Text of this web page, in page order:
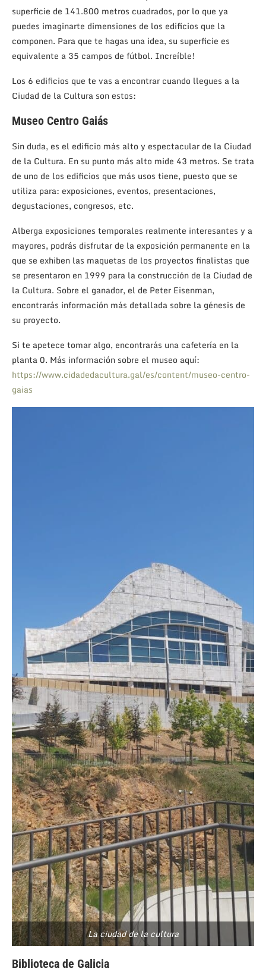
superficie de 141.800 metros cuadrados, por lo que ya
puedes imaginarte dimensiones de los edificios que la
componen. Para que te hagas una idea, su superficie es
equivalente a 35 campos de fútbol. Increíble!
Los 6 edificios que te vas a encontrar cuando llegues a la
Ciudad de la Cultura son estos:
Museo Centro Gaiás
Sin duda, es el edificio más alto y espectacular de la Ciudad
de la Cultura. En su punto más alto mide 43 metros. Se trata
de uno de los edificios que más usos tiene, puesto que se
utiliza para: exposiciones, eventos, presentaciones,
degustaciones, congresos, etc.
Alberga exposiciones temporales realmente interesantes y a
mayores, podrás disfrutar de la exposición permanente en la
que se exhiben las maquetas de los proyectos finalistas que
se presentaron en 1999 para la construcción de la Ciudad de
la Cultura. Sobre el ganador, el de Peter Eisenman,
encontrarás información más detallada sobre la génesis de
su proyecto.
Si te apetece tomar algo, encontrarás una cafetería en la
planta 0. Más información sobre el museo aquí:
https://www.cidadedacultura.gal/es/content/museo-centro-
gaias
La ciudad de la cultura
Biblioteca de Galicia